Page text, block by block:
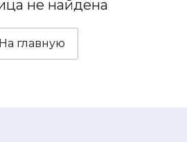
не найдена
На главную